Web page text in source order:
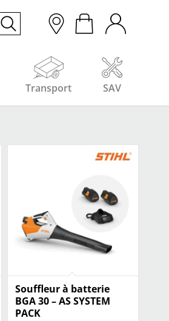
Transport SAV
Souffleur à batterie
BGA 30 – AS SYSTEM
PACK